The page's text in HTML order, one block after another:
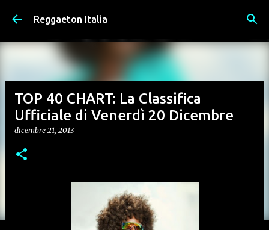
Passa ai contenuti principali
Reggaeton Italia
TOP 40 CHART: La Classifica
Ufficiale di Venerdì 20 Dicembre
dicembre 21, 2013